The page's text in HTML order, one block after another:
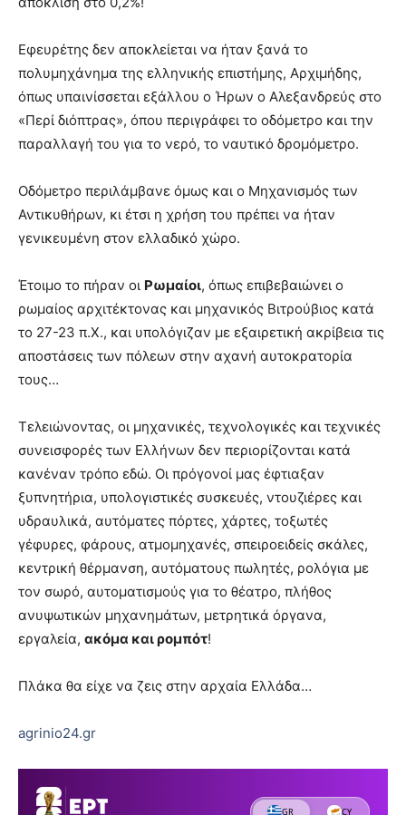
Εφευρέτης δεν αποκλείεται να ήταν ξανά το
πολυμηχάνημα της ελληνικής επιστήμης, Αρχιμήδης,
όπως υπαινίσσεται εξάλλου ο Ήρων ο Αλεξανδρεύς στο
«Περί διόπτρας», όπου περιγράφει το οδόμετρο και την
παραλλαγή του για το νερό, το ναυτικό δρομόμετρο.
Οδόμετρο περιλάμβανε όμως και ο Μηχανισμός των
Αντικυθήρων, κι έτσι η χρήση του πρέπει να ήταν
γενικευμένη στον ελλαδικό χώρο.
Έτοιμο το πήραν οι Ρωμαίοι, όπως επιβεβαιώνει ο
ρωμαίος αρχιτέκτονας και μηχανικός Βιτρούβιος κατά
το 27-23 π.Χ., και υπολόγιζαν με εξαιρετική ακρίβεια τις
αποστάσεις των πόλεων στην αχανή αυτοκρατορία
τους…
Τελειώνοντας, οι μηχανικές, τεχνολογικές και τεχνικές
συνεισφορές των Ελλήνων δεν περιορίζονται κατά
κανέναν τρόπο εδώ. Οι πρόγονοί μας έφτιαξαν
ξυπνητήρια, υπολογιστικές συσκευές, ντουζιέρες και
υδραυλικά, αυτόματες πόρτες, χάρτες, τοξωτές
γέφυρες, φάρους, ατμομηχανές, σπειροειδείς σκάλες,
κεντρική θέρμανση, αυτόματους πωλητές, ρολόγια με
τον σωρό, αυτοματισμούς για το θέατρο, πλήθος
ανυψωτικών μηχανημάτων, μετρητικά όργανα,
εργαλεία, ακόμα και ρομπότ!
Πλάκα θα είχε να ζεις στην αρχαία Ελλάδα…
agrinio24.gr